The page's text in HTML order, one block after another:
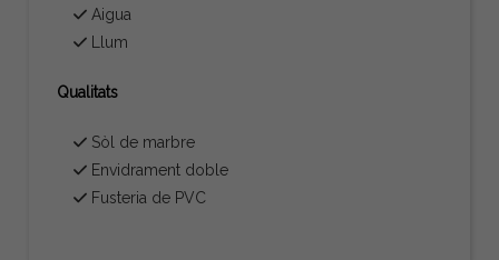
Aigua
Llum
Qualitats
Sòl de marbre
Envidrament doble
Fusteria de PVC